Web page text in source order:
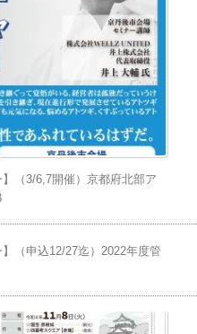
】（3/6,7開催）京都府北部ア
】（申込12/27迄）2022年度管